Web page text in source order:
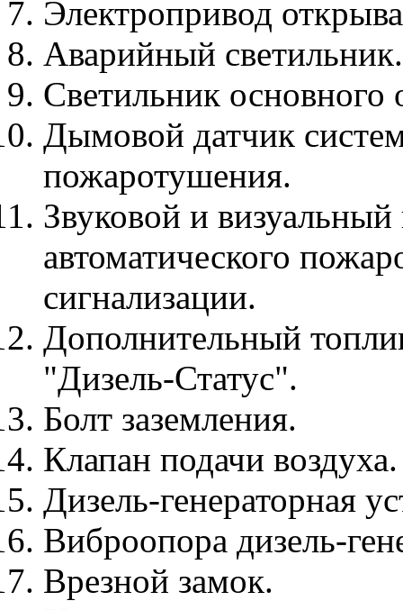
Электропривод
Аварийный светильник.
Светильник основного
Дымовой датчик
пожаротушения.
Звуковой и
автоматического
сигнализации.
Дополнительный
"Дизель-Статус".
Болт заземления.
Клапан подачи воздуха.
Дизель-генераторная
Виброопора дизель-
Врезной замок.